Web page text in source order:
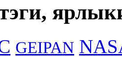
GEIPAN